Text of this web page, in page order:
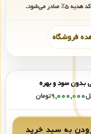
کد هدیه۵٪ صادر می‌شود.
فروشگاه
بدون سود و بهره
۹,۰۰۰,۰۰۰تومان
به سبد خرید